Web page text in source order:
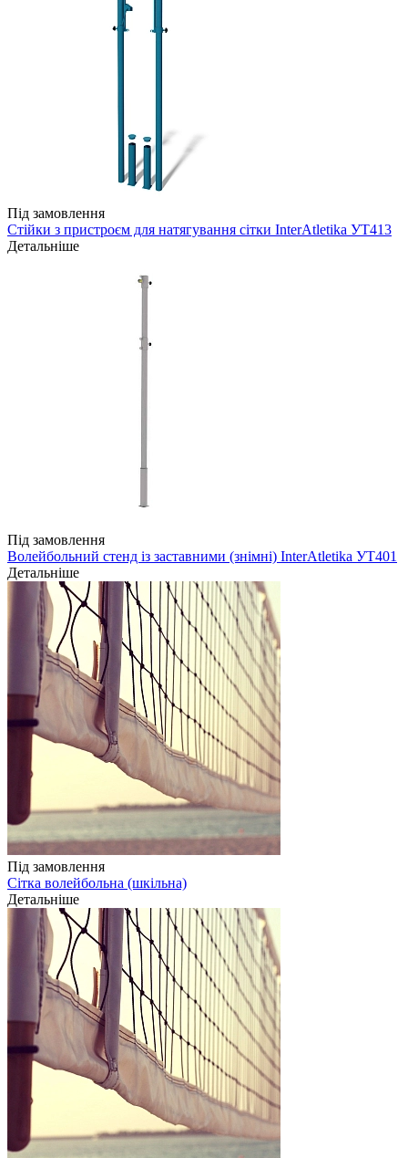
Під замовлення
Стійки з пристроєм для натягування сітки InterAtletika УТ413
Детальніше
Під замовлення
Волейбольний стенд із заставними (знімні) InterAtletika УТ401
Детальніше
Під замовлення
Сітка волейбольна (шкільна)
Детальніше